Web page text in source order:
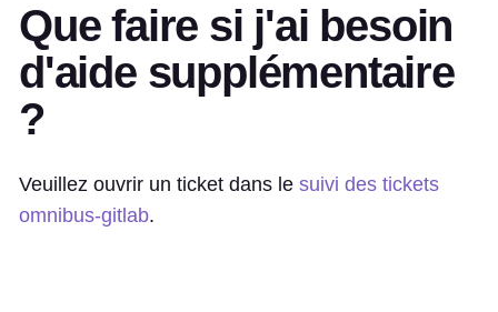
Que faire si j'ai besoin
d'aide supplémentaire
?
Veuillez ouvrir un ticket dans le suivi des tickets
omnibus-gitlab.